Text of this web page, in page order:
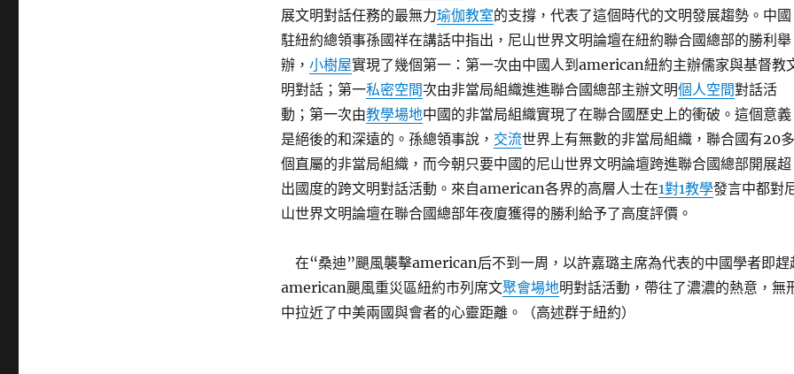
展文明對話任務的最無力瑜伽教室的支撐，代表了這個時代的文明發展趨勢。中國
駐紐約總領事孫國祥在講話中指出，尼山世界文明論壇在紐約聯合國總部的勝利舉
辦， 小樹屋實現了幾個第一：第一次由中國人到american紐約主辦儒家與基督教
明對話；第一私密空間次由非當局組織進進聯合國總部主辦文明個人空間對話活
動；第一次由教學場地中國的非當局組織實現了在聯合國歷史上的衝破。這個意義
是絕後的和深遠的。孫總領事說， 交流世界上有無數的非當局組織，聯合國有20多
個直屬的非當局組織，而今朝只要中國的尼山世界文明論壇跨進聯合國總部開展超
出國度的跨文明對話活動。來自american各界的高層人士在1對1教學發言中都對
山世界文明論壇在聯合國總部年夜廈獲得的勝利給予了高度評價。
在“桑迪”颶風襲擊american后不到一周，以許嘉璐主席為代表的中國學者即趕
american颶風重災區紐約市列席文聚會場地明對話活動，帶往了濃濃的熱意，無
中拉近了中美兩國與會者的心靈距離。（高述群于紐約）